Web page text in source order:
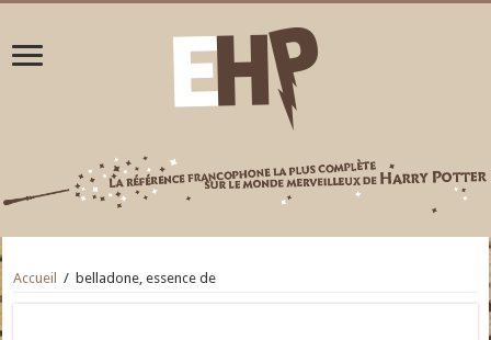
Accueil / belladone, essence de